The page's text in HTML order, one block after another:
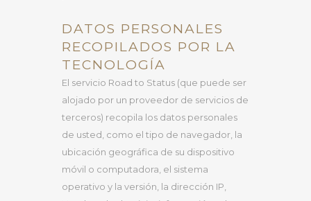
DATOS PERSONALES
RECOPILADOS POR LA
TECNOLOGÍA
El servicio Road to Status (que puede ser
alojado por un proveedor de servicios de
terceros) recopila los datos personales
de usted, como el tipo de navegador, la
ubicación geográfica de su dispositivo
móvil o computadora, el sistema
operativo y la versión, la dirección IP,